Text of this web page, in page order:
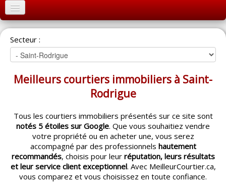
ACCUEIL
MONTRÉAL
QUÉBEC
LAVAL
CATÉGORIES▼
ACHETEUR / VENDEUR▼
ENTREPRENEURS▼
Secteur :
Meilleurs courtiers immobiliers à Saint-
Rodrigue
Tous les courtiers immobiliers présentés sur ce site sont
notés 5 étoiles sur Google. Que vous souhaitiez vendre
votre propriété ou en acheter une, vous serez
accompagné par des professionnels hautement
recommandés, choisis pour leur réputation, leurs résultats
et leur service client exceptionnel. Avec MeilleurCourtier.ca,
vous comparez et vous choisissez en toute confiance.